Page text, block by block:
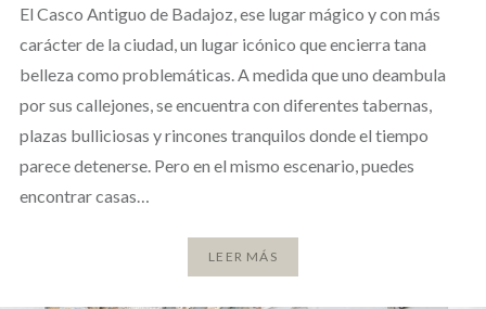
El Casco Antiguo de Badajoz, ese lugar mágico y con más
carácter de la ciudad, un lugar icónico que encierra tana
belleza como problemáticas. A medida que uno deambula
por sus callejones, se encuentra con diferentes tabernas,
plazas bulliciosas y rincones tranquilos donde el tiempo
parece detenerse. Pero en el mismo escenario, puedes
encontrar casas…
LEER MÁS